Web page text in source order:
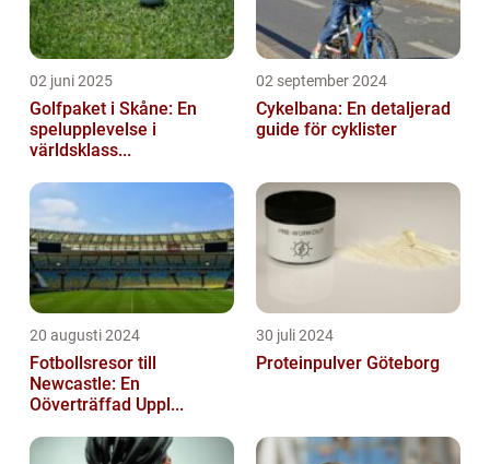
02 juni 2025
Golfpaket i Skåne: En
spelupplevelse i
världsklass...
02 september 2024
Cykelbana: En detaljerad
guide för cyklister
20 augusti 2024
Fotbollsresor till
Newcastle: En
Oöverträffad Uppl...
30 juli 2024
Proteinpulver Göteborg